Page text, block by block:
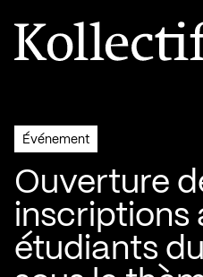
Aller à la page d'accueil
Logo Kollectif
Événement
Ouverture
inscriptions
étudiants